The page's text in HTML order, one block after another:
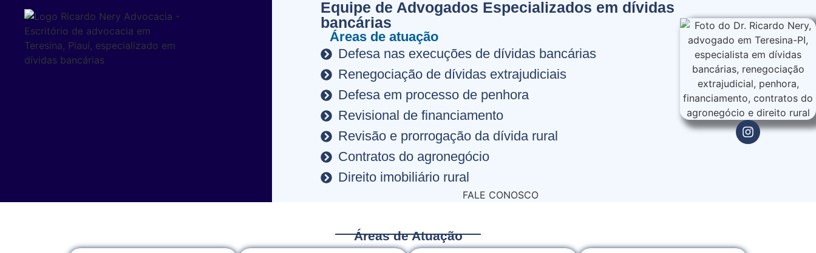
Equipe de Advogados Especializados em dívidas
bancárias
Áreas de atuação
Defesa nas execuções de dívidas bancárias
Renegociação de dívidas extrajudiciais
Defesa em processo de penhora
Revisional de financiamento
Revisão e prorrogação da dívida rural
Contratos do agronegócio
Direito imobiliário rural
FALE CONOSCO
Áreas de Atuação